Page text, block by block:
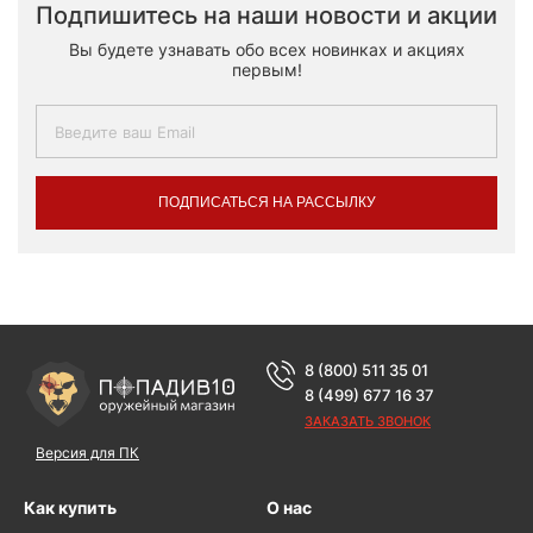
Подпишитесь на наши новости и акции
Вы будете узнавать обо всех новинках и акциях
первым!
ПОДПИСАТЬСЯ НА РАССЫЛКУ
Версия для ПК
8 (800) 511 35 01
8 (499) 677 16 37
ЗАКАЗАТЬ ЗВОНОК
Как купить О нас